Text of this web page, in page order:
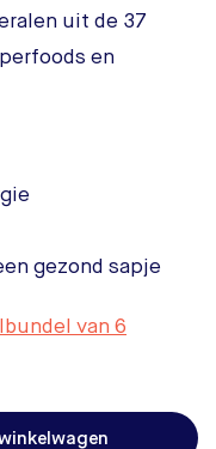
uit de 37
en
gezond sapje
van 6